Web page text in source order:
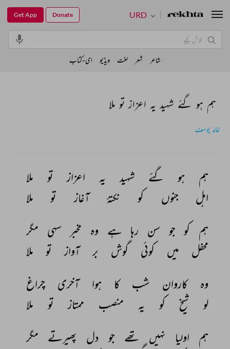
ہم ہو گئے شہید یہ اعزاز تو ملا
خالد یوسف
ہم ہو گئے شہید یہ اعزاز تو
ملا
اہل
جنوں کو نکتۂ آغاز تو
ملا
ہم
کو جو سن رہا ہے وہ مخبر سہی مگر
محفل
میں کوئی گوش بر آواز تو
ملا
وہ
کاروان شب کا ہوا آخری
چراغ
لو
شیخ کو یہ منصب ممتاز تو
ملا
ہم
اولیا نہیں تھے جو دل پھیرتے
مگر
URD
Get App Donate
شاعر شعر لغت ویڈیو ای-کتاب